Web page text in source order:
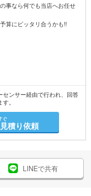
事なら何でも当店へお任せ
算にピッタリ合うかも!!
センサー経由で行われ、回答
。
ぐ
積り依頼
LINEで共有